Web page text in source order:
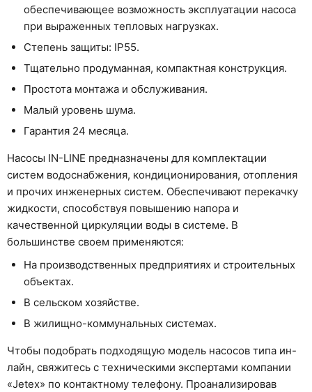
обеспечивающее возможность эксплуатации насоса
при выраженных тепловых нагрузках.
Степень защиты: IP55.
Тщательно продуманная, компактная конструкция.
Простота монтажа и обслуживания.
Малый уровень шума.
Гарантия 24 месяца.
Насосы IN-LINE предназначены для комплектации
систем водоснабжения, кондиционирования, отопления
и прочих инженерных систем. Обеспечивают перекачку
жидкости, способствуя повышению напора и
качественной циркуляции воды в системе. В
большинстве своем применяются:
На производственных предприятиях и строительных
объектах.
В сельском хозяйстве.
В жилищно-коммунальных системах.
Чтобы подобрать подходящую модель насосов типа ин-
лайн, свяжитесь с техническими экспертами компании
«Jetex» по контактному телефону. Проанализировав